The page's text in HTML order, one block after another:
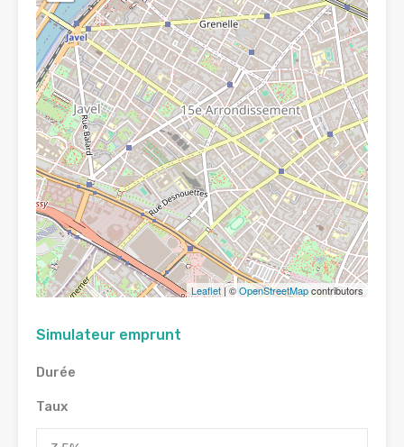
Leaflet | ©OpenStreetMapcontributors
Simulateur emprunt
Durée
Taux